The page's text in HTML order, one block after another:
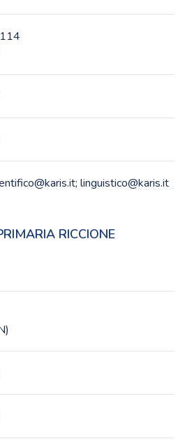
linguistico@karis.it
RICCIONE